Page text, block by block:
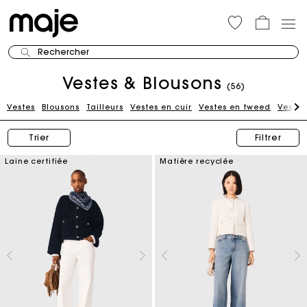
Rechercher
Vestes & Blousons (56)
Vestes Blousons Tailleurs Vestes en cuir Vestes en tweed
Trier Filtrer
Laine certifiée Matière recyclée